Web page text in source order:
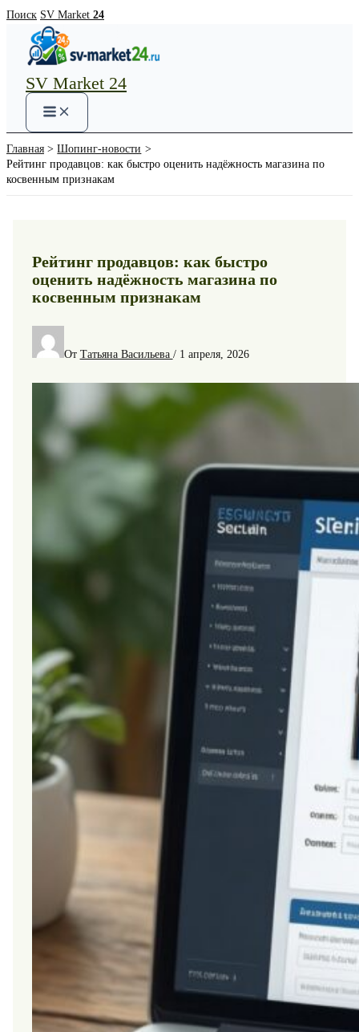
Перейти
содержимому
Поиск SV Market 24
SV Market 24
Main
Menu
Главная
Шопинг-новости
Рейтинг продавцов: как быстро оценить надёжность магазина по
косвенным признакам
Рейтинг продавцов: как быстро
оценить надёжность магазина по
косвенным признакам
От Татьяна Васильева / 1 апреля, 2026